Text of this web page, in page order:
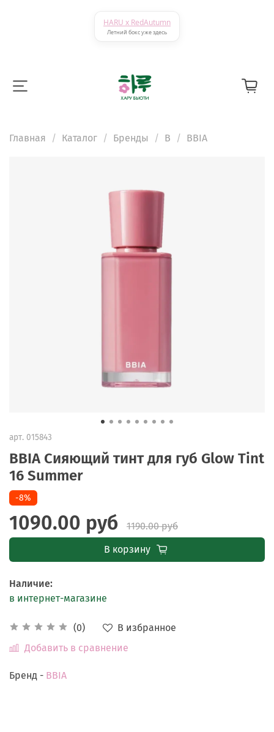
HARU x RedAutumn
Летний бокс уже здесь
Главная Каталог Бренды B BBIA
арт. 015843
BBIA Сияющий тинт для губ Glow Tint
16 Summer
(0)
В избранное
Добавить в сравнение
-8%
1090.00 руб
1190.00 руб
В корзину
Наличие:
в интернет-магазине
Бренд - BBIA